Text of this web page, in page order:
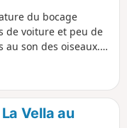
du bocage
de voiture et peu de
son des oiseaux.
de faire un tour au
à cette
soi.Vella au